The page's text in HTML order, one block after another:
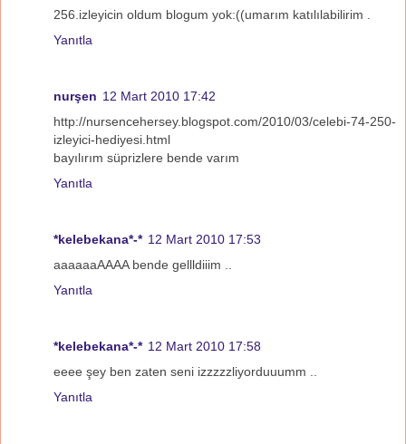
256.izleyicin oldum blogum yok:((umarım katılılabilirim .
Yanıtla
nurşen 12 Mart 2010 17:42
http://nursencehersey.blogspot.com/2010/03/celebi-74-250-
izleyici-hediyesi.html
bayılırım süprizlere bende varım
Yanıtla
*kelebekana*-* 12 Mart 2010 17:53
aaaaaaAAAA bende gellldiiim ..
Yanıtla
*kelebekana*-* 12 Mart 2010 17:58
eeee şey ben zaten seni izzzzzliyorduuumm ..
Yanıtla